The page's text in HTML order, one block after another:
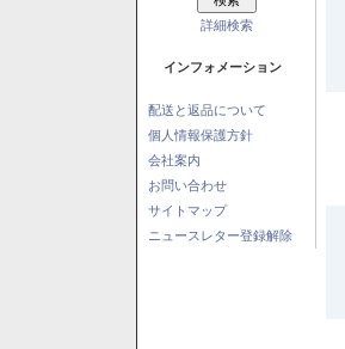
詳細検索
インフォメーション
配送と返品について
個人情報保護方針
会社案内
お問い合わせ
サイトマップ
ニュースレター登録解除